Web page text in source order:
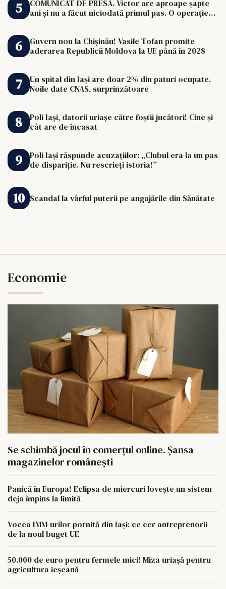
COMUNICAT DE PRESĂ. Victor are aproape șapte
ani și nu a făcut niciodată primul pas. O operație
Guvern nou la Chișinău! Vasile Tofan promite
aderarea Republicii Moldova la UE până în 2028
Un spital din Iași are doar 2% din paturi ocupate.
Noile date CNAS, surprinzătoare
Poli Iași, datorii uriașe către foștii jucători! Cine și
cât are de încasat
Poli Iași răspunde acuzațiilor: „Clubul era la un pas
de dispariție. Nu rescrieți istoria!”
Scandal la vârful puterii pe angajările din Sănătate
Economie
Se schimbă jocul în comerțul online. Șansa
magazinelor românești
Panică în Europa! Eclipsa de miercuri lovește un sistem
deja împins la limită
Vocea IMM-urilor pornită din Iași: ce cer antreprenorii
de la noul buget UE
50.000 de euro pentru fermele mici! Miza uriașă pentru
agricultura ieșeană